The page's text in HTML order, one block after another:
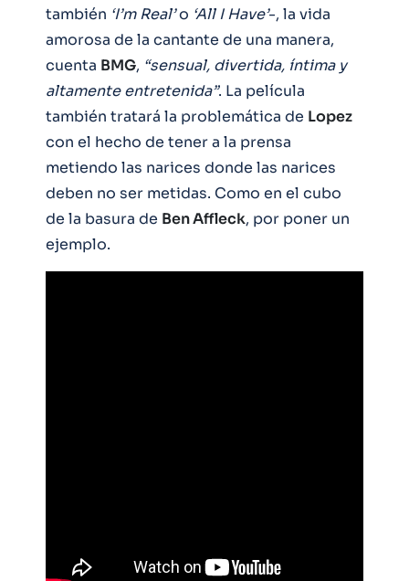
también ‘I’m Real’o ‘All I Have’-, la vida
amorosa de la cantante de una manera,
cuenta BMG, “sensual, divertida, íntima y
altamente entretenida”. La película
también tratará la problemática de Lopez
con el hecho de tener a la prensa
metiendo las narices donde las narices
deben no ser metidas. Como en el cubo
de la basura de Ben Affleck, por poner un
ejemplo.